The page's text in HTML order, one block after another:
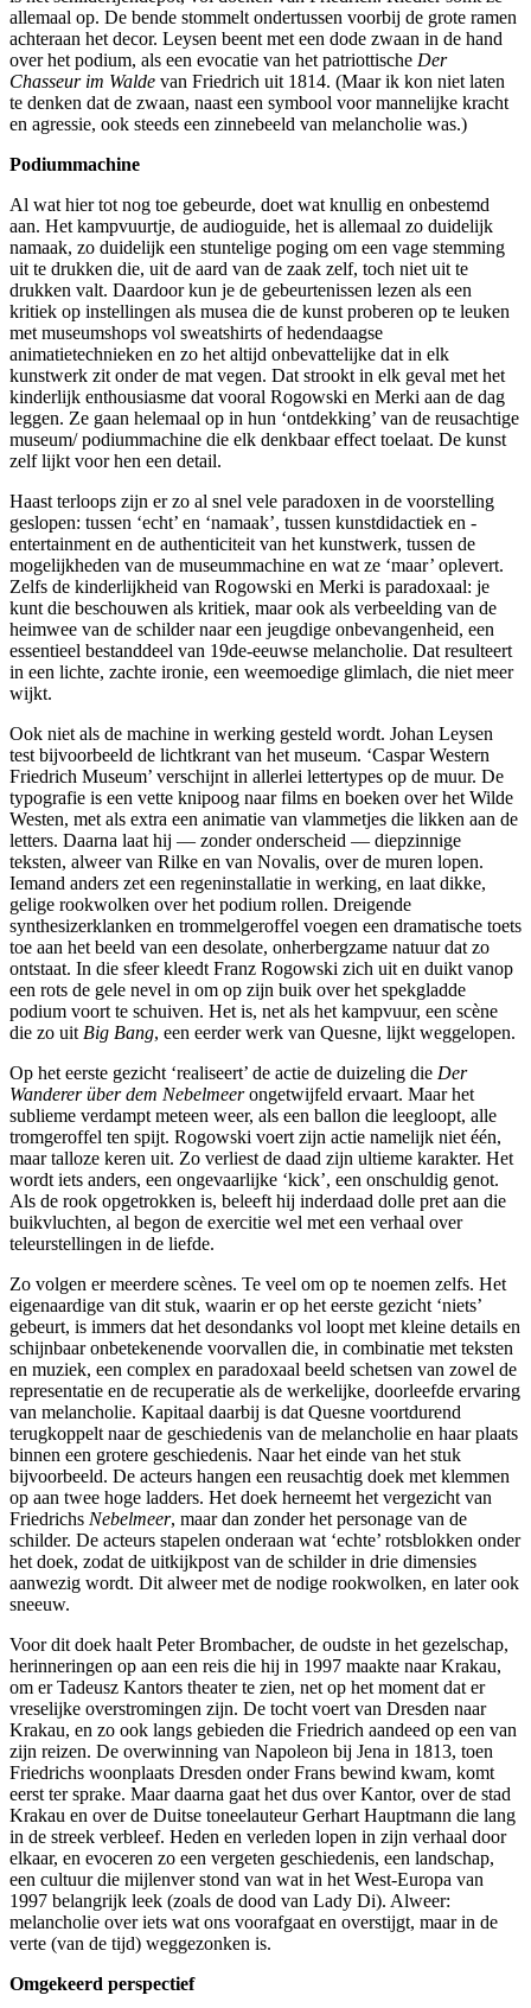
allemaal op. De bende stommelt ondertussen voorbij de grote ramen
achteraan het decor. Leysen beent met een dode zwaan in de hand
over het podium, als een evocatie van het patriottische Der
Chasseur im Walde van Friedrich uit 1814. (Maar ik kon niet laten
te denken dat de zwaan, naast een symbool voor mannelijke kracht
en agressie, ook steeds een zinnebeeld van melancholie was.)
Podiummachine
Al wat hier tot nog toe gebeurde, doet wat knullig en onbestemd
aan. Het kampvuurtje, de audioguide, het is allemaal zo duidelijk
namaak, zo duidelijk een stuntelige poging om een vage stemming
uit te drukken die, uit de aard van de zaak zelf, toch niet uit te
drukken valt. Daardoor kun je de gebeurtenissen lezen als een
kritiek op instellingen als musea die de kunst proberen op te leuken
met museumshops vol sweatshirts of hedendaagse
animatietechnieken en zo het altijd onbevattelijke dat in elk
kunstwerk zit onder de mat vegen. Dat strookt in elk geval met het
kinderlijk enthousiasme dat vooral Rogowski en Merki aan de dag
leggen. Ze gaan helemaal op in hun ‘ontdekking’ van de reusachtige
museum/ podiummachine die elk denkbaar effect toelaat. De kunst
zelf lijkt voor hen een detail.
Haast terloops zijn er zo al snel vele paradoxen in de voorstelling
geslopen: tussen ‘echt’ en ‘namaak’, tussen kunstdidactiek en -
entertainment en de authenticiteit van het kunstwerk, tussen de
mogelijkheden van de museummachine en wat ze ‘maar’ oplevert.
Zelfs de kinderlijkheid van Rogowski en Merki is paradoxaal: je
kunt die beschouwen als kritiek, maar ook als verbeelding van de
heimwee van de schilder naar een jeugdige onbevangenheid, een
essentieel bestanddeel van 19de-eeuwse melancholie. Dat resulteert
in een lichte, zachte ironie, een weemoedige glimlach, die niet meer
wijkt.
Ook niet als de machine in werking gesteld wordt. Johan Leysen
test bijvoorbeeld de lichtkrant van het museum. ‘Caspar Western
Friedrich Museum’ verschijnt in allerlei lettertypes op de muur. De
typografie is een vette knipoog naar films en boeken over het Wilde
Westen, met als extra een animatie van vlammetjes die likken aan de
letters. Daarna laat hij — zonder onderscheid — diepzinnige
teksten, alweer van Rilke en van Novalis, over de muren lopen.
Iemand anders zet een regeninstallatie in werking, en laat dikke,
gelige rookwolken over het podium rollen. Dreigende
synthesizerklanken en trommelgeroffel voegen een dramatische toets
toe aan het beeld van een desolate, onherbergzame natuur dat zo
ontstaat. In die sfeer kleedt Franz Rogowski zich uit en duikt vanop
een rots de gele nevel in om op zijn buik over het spekgladde
podium voort te schuiven. Het is, net als het kampvuur, een scène
die zo uit Big Bang, een eerder werk van Quesne, lijkt weggelopen.
Op het eerste gezicht ‘realiseert’ de actie de duizeling die Der
Wanderer über dem Nebelmeerongetwijfeld ervaart. Maar het
sublieme verdampt meteen weer, als een ballon die leegloopt, alle
tromgeroffel ten spijt. Rogowski voert zijn actie namelijk niet één,
maar talloze keren uit. Zo verliest de daad zijn ultieme karakter. Het
wordt iets anders, een ongevaarlijke ‘kick’, een onschuldig genot.
Als de rook opgetrokken is, beleeft hij inderdaad dolle pret aan die
buikvluchten, al begon de exercitie wel met een verhaal over
teleurstellingen in de liefde.
Zo volgen er meerdere scènes. Te veel om op te noemen zelfs. Het
eigenaardige van dit stuk, waarin er op het eerste gezicht ‘niets’
gebeurt, is immers dat het desondanks vol loopt met kleine details en
schijnbaar onbetekenende voorvallen die, in combinatie met teksten
en muziek, een complex en paradoxaal beeld schetsen van zowel de
representatie en de recuperatie als de werkelijke, doorleefde ervaring
van melancholie. Kapitaal daarbij is dat Quesne voortdurend
terugkoppelt naar de geschiedenis van de melancholie en haar plaats
binnen een grotere geschiedenis. Naar het einde van het stuk
bijvoorbeeld. De acteurs hangen een reusachtig doek met klemmen
op aan twee hoge ladders. Het doek herneemt het vergezicht van
Friedrichs Nebelmeer, maar dan zonder het personage van de
schilder. De acteurs stapelen onderaan wat ‘echte’ rotsblokken onder
het doek, zodat de uitkijkpost van de schilder in drie dimensies
aanwezig wordt. Dit alweer met de nodige rookwolken, en later ook
sneeuw.
Voor dit doek haalt Peter Brombacher, de oudste in het gezelschap,
herinneringen op aan een reis die hij in 1997 maakte naar Krakau,
om er Tadeusz Kantors theater te zien, net op het moment dat er
vreselijke overstromingen zijn. De tocht voert van Dresden naar
Krakau, en zo ook langs gebieden die Friedrich aandeed op een van
zijn reizen. De overwinning van Napoleon bij Jena in 1813, toen
Friedrichs woonplaats Dresden onder Frans bewind kwam, komt
eerst ter sprake. Maar daarna gaat het dus over Kantor, over de stad
Krakau en over de Duitse toneelauteur Gerhart Hauptmann die lang
in de streek verbleef. Heden en verleden lopen in zijn verhaal door
elkaar, en evoceren zo een vergeten geschiedenis, een landschap,
een cultuur die mijlenver stond van wat in het West-Europa van
1997 belangrijk leek (zoals de dood van Lady Di). Alweer:
melancholie over iets wat ons voorafgaat en overstijgt, maar in de
verte (van de tijd) weggezonken is.
Omgekeerd perspectief